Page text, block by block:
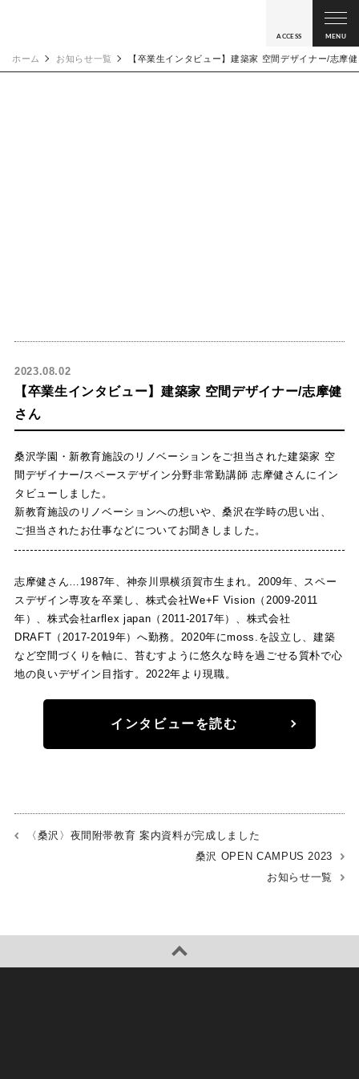
ACCESS MENU
ホーム お知らせ一覧 【卒業生インタビュー】建築家 空間デザイナー/志摩
2023.08.02
【卒業生インタビュー】建築家 空間デザイナー/志摩健
さん
桑沢学園・新教育施設のリノベーションをご担当された建築家 空
間デザイナー/スペースデザイン分野非常勤講師 志摩健さんにイン
タビューしました。
新教育施設のリノベーションへの想いや、桑沢在学時の思い出、
ご担当されたお仕事などについてお聞きしました。
志摩健さん…1987年、神奈川県横須賀市生まれ。2009年、スペー
スデザイン専攻を卒業し、株式会社We+F Vision（2009-2011
年）、株式会社arflex japan（2011-2017年）、株式会社
DRAFT（2017-2019年）へ勤務。2020年にmoss.を設立し、建築
など空間づくりを軸に、苔むすように悠久な時を過ごせる質朴で心
地の良いデザイン目指す。2022年より現職。
インタビューを読む
〈桑沢〉夜間附帯教育 案内資料が完成しました
桑沢 OPEN CAMPUS 2023
お知らせ一覧